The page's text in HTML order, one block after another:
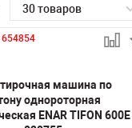
30 товаров
654854